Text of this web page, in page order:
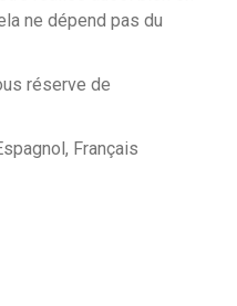
ne dépend pas du
réserve de
Français